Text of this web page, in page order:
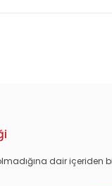
dair içeriden